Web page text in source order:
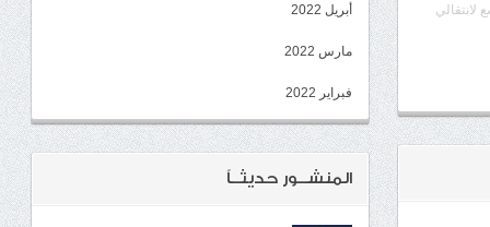
لانتقالي أبريل 2022
مارس 2022
فبراير 2022
المنشــور حديثــاً